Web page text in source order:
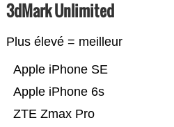
3dMark Unlimited
Plus élevé = meilleur
ZTE Zmax Pro
Apple iPhone 6s
Apple iPhone SE